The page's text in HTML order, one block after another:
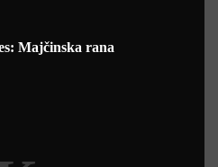
Majčinska rana